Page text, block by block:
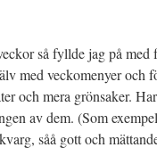
så fyllde jag på
med veckomenyer och
och mera grönsaker.
av dem. (Som
såå gott och